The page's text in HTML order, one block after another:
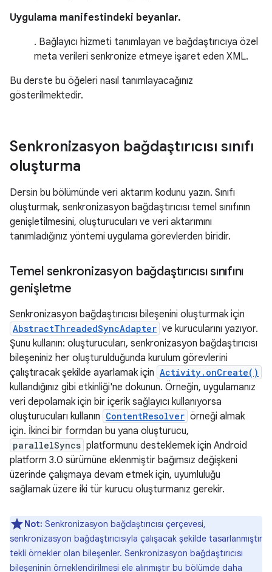
Uygulama manifestindeki beyanlar.
. Bağlayıcı hizmeti tanımlayan ve bağdaştırıcıya özel
meta verileri senkronize etmeye işaret eden XML.
Bu derste bu öğeleri nasıl tanımlayacağınız
gösterilmektedir.
Senkronizasyon bağdaştırıcısı sınıfı
oluşturma
Dersin bu bölümünde veri aktarım kodunu yazın. Sınıfı
oluşturmak, senkronizasyon bağdaştırıcısı temel sınıfının
genişletilmesini, oluşturucuları ve veri aktarımını
tanımladığınız yöntemi uygulama görevlerden biridir.
Temel senkronizasyon bağdaştırıcısı sınıfını
genişletme
Senkronizasyon bağdaştırıcısı bileşenini oluşturmak için
AbstractThreadedSyncAdapter ve kurucularını yazıyor.
Şunu kullanın: oluşturucuları, senkronizasyon bağdaştırıcısı
bileşeniniz her oluşturulduğunda kurulum görevlerini
çalıştıracak şekilde ayarlamak için Activity.onCreate()
kullandığınız gibi etkinliği'ne dokunun. Örneğin, uygulamanız
veri depolamak için bir içerik sağlayıcı kullanıyorsa
oluşturucuları kullanın ContentResolver örneği almak
için. İkinci bir formdan bu yana oluşturucu,
parallelSyncs platformunu desteklemek için Android
platform 3.0 sürümüne eklenmiştir bağımsız değişkeni
üzerinde çalışmaya devam etmek için, uyumluluğu
sağlamak üzere iki tür kurucu oluşturmanız gerekir.
Not: Senkronizasyon bağdaştırıcısı çerçevesi,
senkronizasyon bağdaştırıcısıyla çalışacak şekilde tasarlanmıştır
tekli örnekler olan bileşenler. Senkronizasyon bağdaştırıcısı
bileşeninin örneklendirilmesi ele alınmıştır bu bölümde daha